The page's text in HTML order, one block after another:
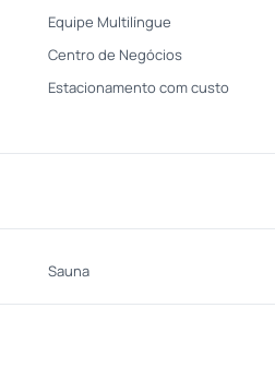
Equipe Multilíngue
Centro de Negócios
Estacionamento com custo
Sauna